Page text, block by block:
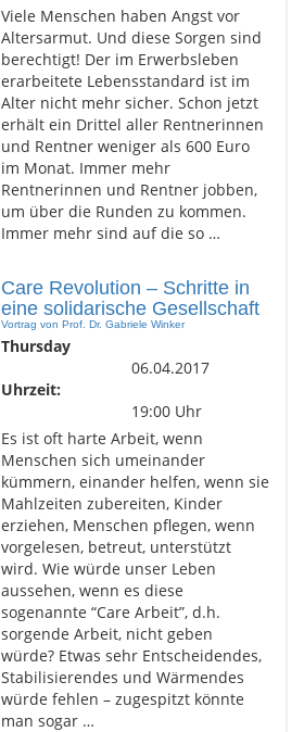
Viele Menschen haben Angst vor
Altersarmut. Und diese Sorgen sind
berechtigt! Der im Erwerbsleben
erarbeitete Lebensstandard ist im
Alter nicht mehr sicher. Schon jetzt
erhält ein Drittel aller Rentnerinnen
und Rentner weniger als 600 Euro
im Monat. Immer mehr
Rentnerinnen und Rentner jobben,
um über die Runden zu kommen.
Immer mehr sind auf die so …
Care Revolution – Schritte in
eine solidarische Gesellschaft
Vortrag von Prof. Dr. Gabriele Winker
Thursday
06.04.2017
Uhrzeit:
19:00 Uhr
Es ist oft harte Arbeit, wenn
Menschen sich umeinander
kümmern, einander helfen, wenn sie
Mahlzeiten zubereiten, Kinder
erziehen, Menschen pflegen, wenn
vorgelesen, betreut, unterstützt
wird. Wie würde unser Leben
aussehen, wenn es diese
sogenannte “Care Arbeit”, d.h.
sorgende Arbeit, nicht geben
würde? Etwas sehr Entscheidendes,
Stabilisierendes und Wärmendes
würde fehlen – zugespitzt könnte
man sogar …